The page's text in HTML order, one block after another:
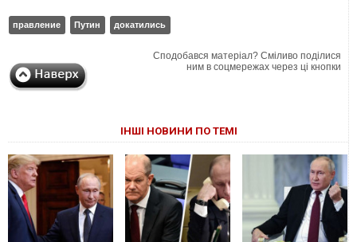
правление Путин докатились
Сподобався матеріал? Сміливо поділися
ним в соцмережах через ці кнопки
ІНШІ НОВИНИ ПО ТЕМІ